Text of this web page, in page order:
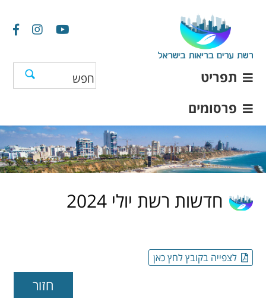
תפריט
פרסומים
חדשות רשת יולי 2024
לצפייה בקובץ לחץ כאן